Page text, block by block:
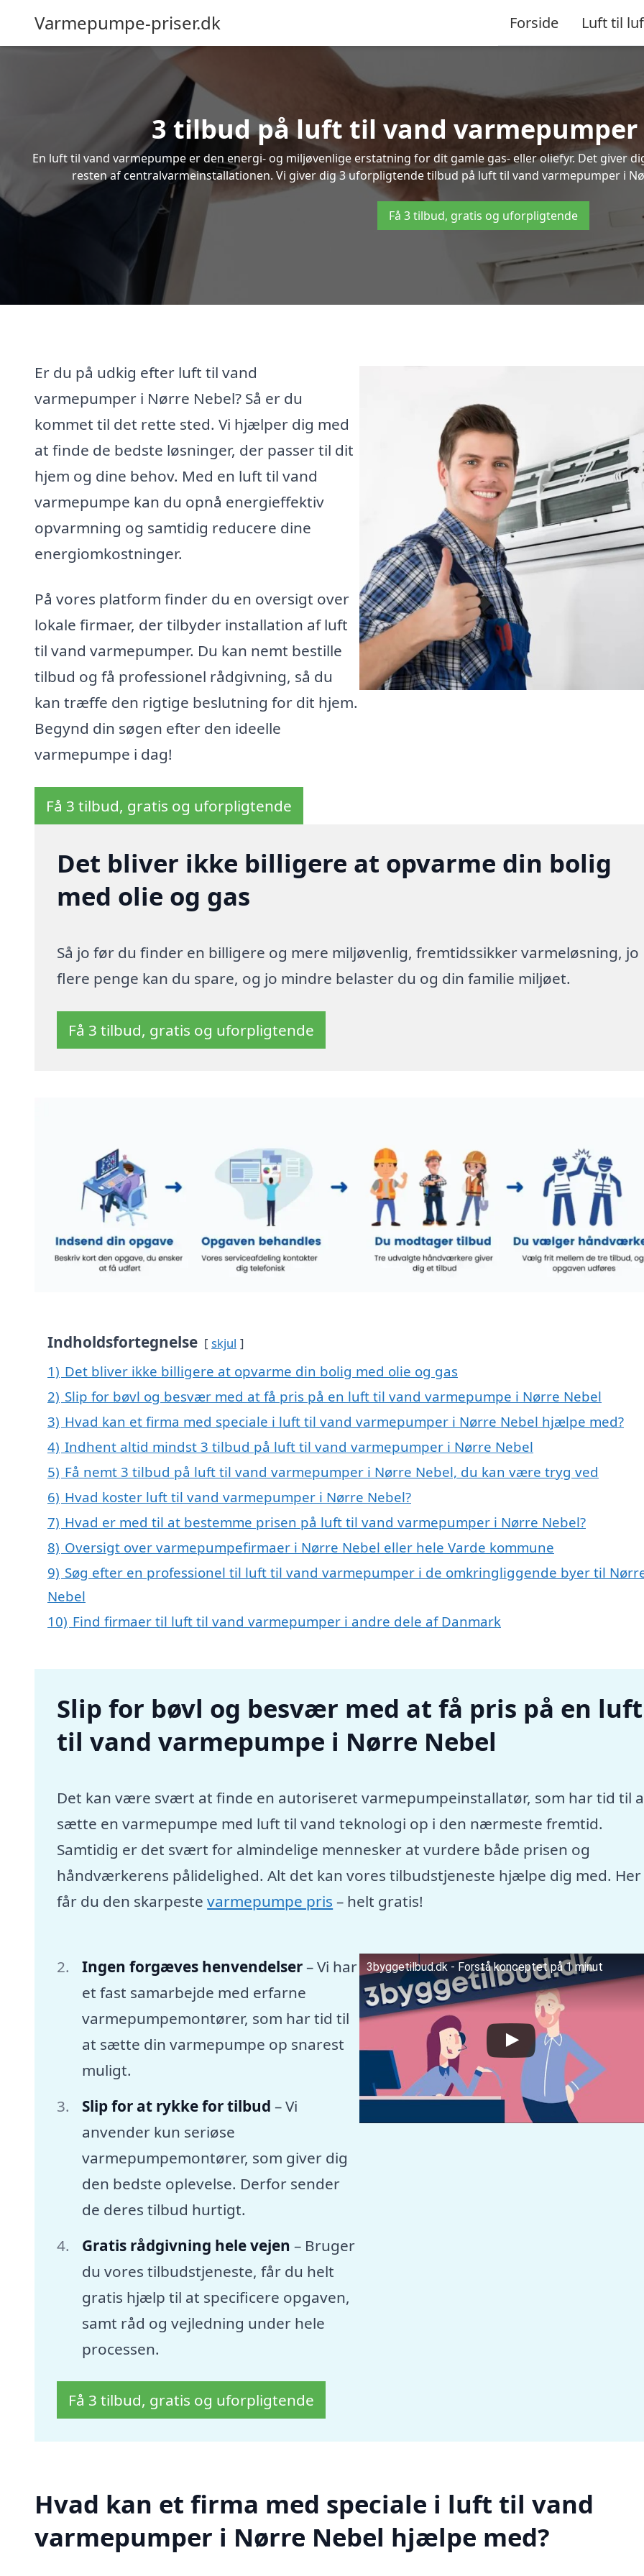
Varmepumpe-priser.dk Forside Luft til
3 tilbud på luft til vand varmepumper
En luft til vand varmepumpe er den energi- og miljøvenlige erstatning for dit gamle gas- eller oliefyr. Det giver
resten af centralvarmeinstallationen. Vi giver dig 3 uforpligtende tilbud på luft til vand varmepumper i
Få 3 tilbud, gratis og uforpligtende
Er du på udkig efter luft til vand
varmepumper i Nørre Nebel? Så er du
kommet til det rette sted. Vi hjælper dig med
at finde de bedste løsninger, der passer til dit
hjem og dine behov. Med en luft til vand
varmepumpe kan du opnå energieffektiv
opvarmning og samtidig reducere dine
energiomkostninger.
På vores platform finder du en oversigt over
lokale firmaer, der tilbyder installation af luft
til vand varmepumper. Du kan nemt bestille
tilbud og få professionel rådgivning, så du
kan træffe den rigtige beslutning for dit hjem.
Begynd din søgen efter den ideelle
varmepumpe i dag!
Få 3 tilbud, gratis og uforpligtende
Det bliver ikke billigere at opvarme din bolig
med olie og gas
Så jo før du finder en billigere og mere miljøvenlig, fremtidssikker varmeløsning, jo
flere penge kan du spare, og jo mindre belaster du og din familie miljøet.
Få 3 tilbud, gratis og uforpligtende
Indholdsfortegnelse skjul
1) Det bliver ikke billigere at opvarme din bolig med olie og gas
2) Slip for bøvl og besvær med at få pris på en luft til vand varmepumpe i Nørre Nebel
3) Hvad kan et firma med speciale i luft til vand varmepumper i Nørre Nebel hjælpe med?
4) Indhent altid mindst 3 tilbud på luft til vand varmepumper i Nørre Nebel
5) Få nemt 3 tilbud på luft til vand varmepumper i Nørre Nebel, du kan være tryg ved
6) Hvad koster luft til vand varmepumper i Nørre Nebel?
7) Hvad er med til at bestemme prisen på luft til vand varmepumper i Nørre Nebel?
8) Oversigt over varmepumpefirmaer i Nørre Nebel eller hele Varde kommune
9) Søg efter en professionel til luft til vand varmepumper i de omkringliggende byer til
Nebel
10) Find firmaer til luft til vand varmepumper i andre dele af Danmark
Slip for bøvl og besvær med at få pris på en luft
til vand varmepumpe i Nørre Nebel
Det kan være svært at finde en autoriseret varmepumpeinstallatør, som har tid til
sætte en varmepumpe med luft til vand teknologi op i den nærmeste fremtid.
Samtidig er det svært for almindelige mennesker at vurdere både prisen og
håndværkerens pålidelighed. Alt det kan vores tilbudstjeneste hjælpe dig med. Her
får du den skarpestevarmepumpe pris – helt gratis!
Ingen forgæves henvendelser– Vi har
et fast samarbejde med erfarne
varmepumpemontører, som har tid til
at sætte din varmepumpe op snarest
muligt.
Slip for at rykke for tilbud – Vi
anvender kun seriøse
varmepumpemontører, som giver dig
den bedste oplevelse. Derfor sender
de deres tilbud hurtigt.
Gratis rådgivning hele vejen – Bruger
du vores tilbudstjeneste, får du helt
gratis hjælp til at specificere opgaven,
samt råd og vejledning under hele
processen.
3byggetilbud.dk - Forstå konceptet på 1 minut
Få 3 tilbud, gratis og uforpligtende
Hvad kan et firma med speciale i luft til vand
varmepumper i Nørre Nebel hjælpe med?